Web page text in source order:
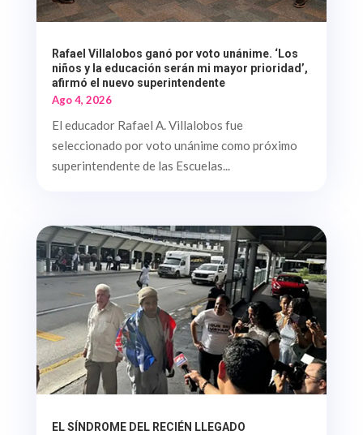
Rafael Villalobos ganó por voto unánime. ‘Los
niños y la educación serán mi mayor prioridad’,
afirmó el nuevo superintendente
Ago 4, 2026
El educador Rafael A. Villalobos fue
seleccionado por voto unánime como próximo
superintendente de las Escuelas...
EL SÍNDROME DEL RECIÉN LLEGADO